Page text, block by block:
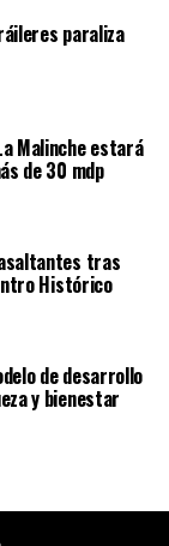
paraliza
Malinche estará
de 30 mdp
tras
Histórico
de desarrollo
y bienestar